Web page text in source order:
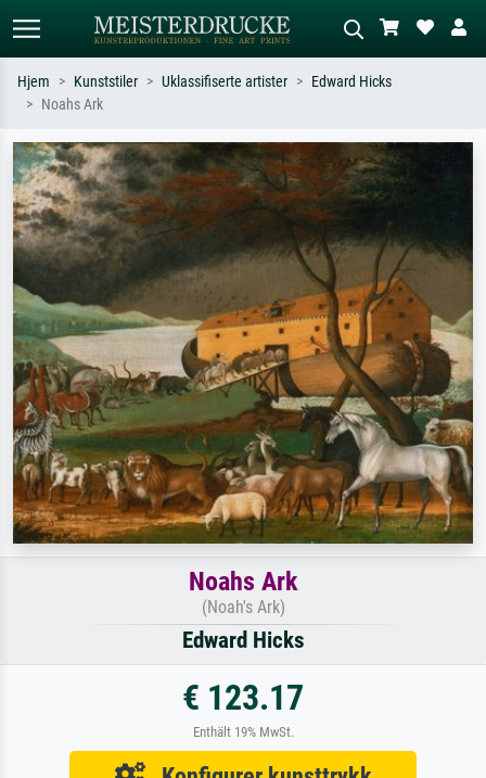
Søk etter kunstner, tittel eller stil – for
eksempel Monet, Stjernenatt,
impresjonisme, Hokusai-bølgen, akt.
Beskriv scenen – for eksempel grønn
eng, abstrakt med mye rødt, mørkt
oljemaleri, stående akt ved et tre.
Hjem Kunststiler Uklassifiserte artister
Edward Hicks
Noahs Ark
Noahs Ark
(Noah's Ark)
Edward Hicks
€ 123.17
Enthält 19% MwSt.